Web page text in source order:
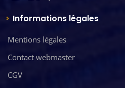
Informations légales
Mentions légales
Contact webmaster
CGV